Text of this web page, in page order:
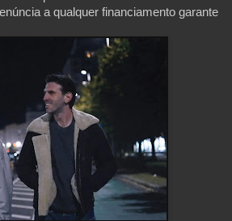
a qualquer financiamento garante